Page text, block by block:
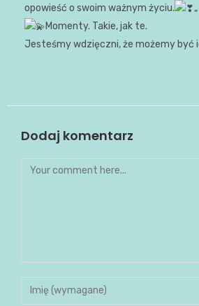
opowieść o swoim ważnym życiu.
„
Momenty. Takie, jak te.
Jesteśmy wdzięczni, że możemy być
Dodaj komentarz